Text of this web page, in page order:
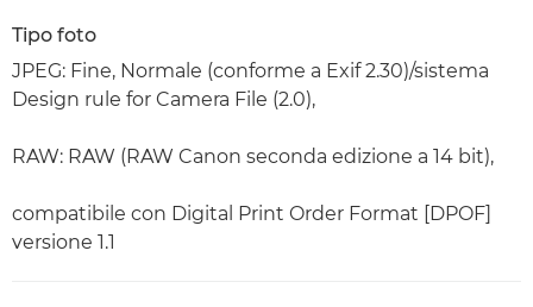
Tipo foto
JPEG: Fine, Normale (conforme a Exif 2.30)/sistema
Design rule for Camera File (2.0),
RAW: RAW (RAW Canon seconda edizione a 14 bit),
compatibile con Digital Print Order Format [DPOF]
versione 1.1